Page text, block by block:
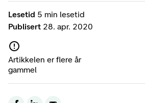
Lesetid 5 min lesetid
Publisert 28. apr. 2020
Artikkelen er flere år
gammel